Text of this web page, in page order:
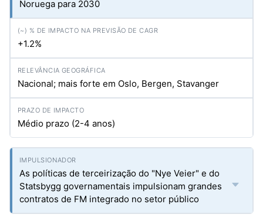
Noruega para 2030
+1.2%
Nacional; mais forte em Oslo, Bergen, Stavanger
Médio prazo (2-4 anos)
As políticas de terceirização do "Nye Veier" e do
Statsbygg governamentais impulsionam grandes
contratos de FM integrado no setor público